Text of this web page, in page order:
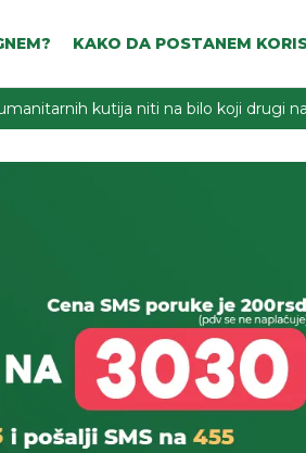
KAKO DA POSTANEM
kutija niti na bilo koji drugi